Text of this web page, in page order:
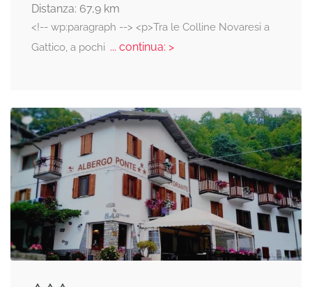
Distanza: 67,9 km
<!-- wp:paragraph --> <p>Tra le Colline Novaresi a
Gattico, a pochi ... continua: >